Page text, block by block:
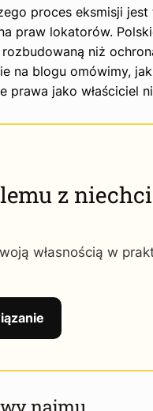
proces eksmisji
praw lokatorów.
niż
na blogu omówimy,
prawa jako właściciel
z
własnością w
najmu